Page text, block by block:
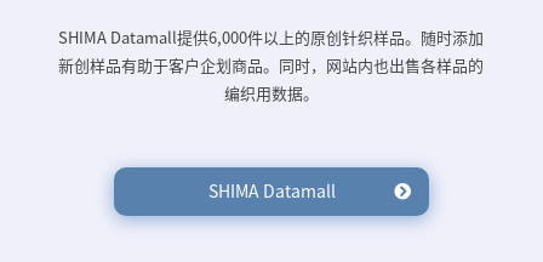
SHIMA Datamall提供6,000件以上的原创针织样品。随时添加
新创样品有助于客户企划商品。同时，网站内也出售各样品的
编织用数据。
SHIMA Datamall